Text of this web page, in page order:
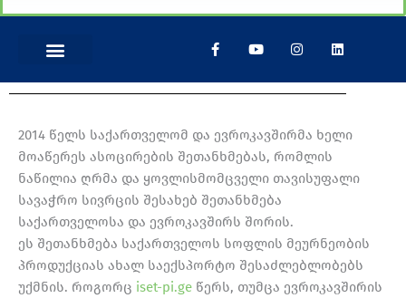
F
a
e
b
k
-
f
Y
o
t
u
I
n
t
a
a
m
L
i
k
e
n
2014 წელს საქართველომ და ევროკავშირმა ხელი
მოაწერეს ასოცირების შეთანხმებას, რომლის
ნაწილია ღრმა და ყოვლისმომცველი თავისუფალი
სავაჭრო სივრცის შესახებ შეთანხმება
საქართველოსა და ევროკავშირს შორის.
ეს შეთანხმება საქართველოს სოფლის მეურნეობის
პროდუქციას ახალ საექსპორტო შესაძლებლობებს
უქმნის. როგორც iset-pi.ge წერს, თუმცა ევროკავშირის